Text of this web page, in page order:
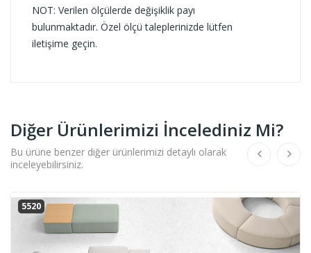
NOT: Verilen ölçülerde değişiklik payı
bulunmaktadır. Özel ölçü taleplerinizde lütfen
iletişime geçin.
Diğer Ürünlerimizi İncelediniz Mi?
Bu ürüne benzer diğer ürünlerimizi detaylı olarak
inceleyebilirsiniz.
5520